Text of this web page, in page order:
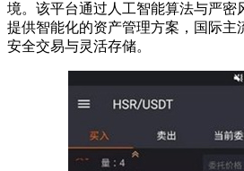
境。该平台通过人工智能算法与严密
提供智能化的资产管理方案，国际主
安全交易与灵活存储。